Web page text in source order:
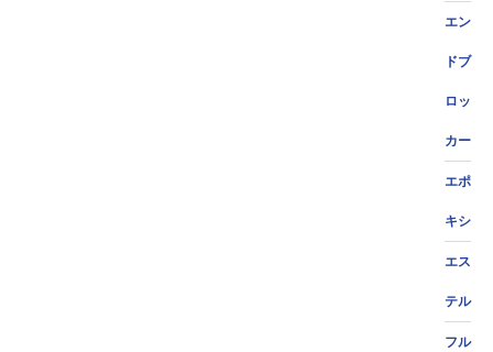
エン
ドブ
ロッ
カー
エポ
キシ
エス
テル
フル